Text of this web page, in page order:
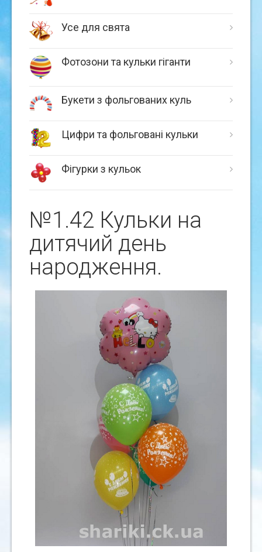
Усе для свята
Фотозони та кульки гіганти
Букети з фольгованих куль
Цифри та фольговані кульки
Фігурки з кульок
№1.42 Кульки на
дитячий день
народження.